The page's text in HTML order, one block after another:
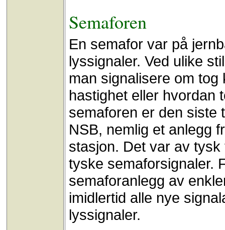
Semaforen
En semafor var på
lyssignaler. Ved ulike
man signalisere om
hastighet eller hvordan
semaforen er den siste
NSB, nemlig et anlegg
stasjon. Det var av
tyske semaforsignaler.
semaforanlegg av
imidlertid alle nye
lyssignaler.